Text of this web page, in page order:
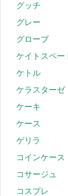
グッチ
グレー
グローブ
ケイトスペー
ケトル
ケラスターゼ
ケーキ
ケース
ゲリラ
コインケース
コサージュ
コスプレ